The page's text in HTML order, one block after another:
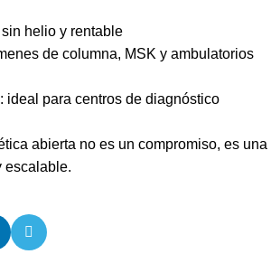
helio y rentable
de columna, MSK y ambulatorios
ideal para centros de diagnóstico
abierta no es un compromiso, es una
escalable.